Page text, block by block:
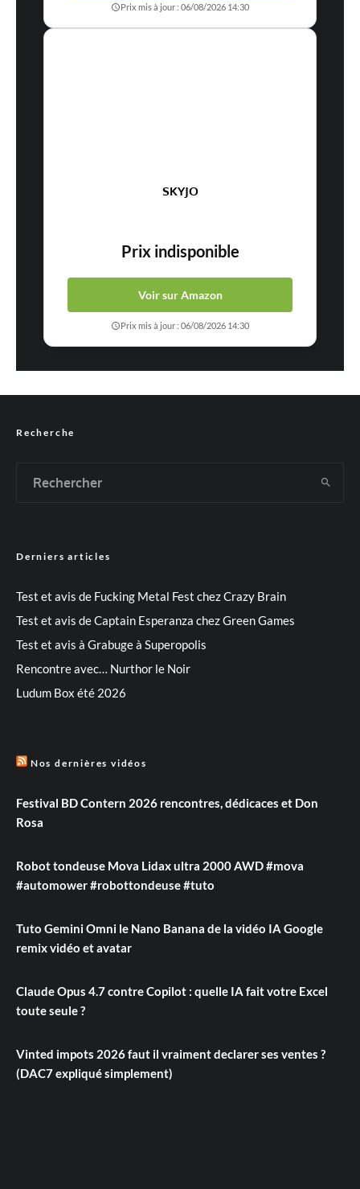
Prix mis à jour : 06/08/2026 14:30
SKYJO
Prix indisponible
Voir sur Amazon
Prix mis à jour : 06/08/2026 14:30
Recherche
Derniers articles
Test et avis de Fucking Metal Fest chez Crazy Brain
Test et avis de Captain Esperanza chez Green Games
Test et avis à Grabuge à Superopolis
Rencontre avec… Nurthor le Noir
Ludum Box été 2026
Nos dernières vidéos
Festival BD Contern 2026 rencontres, dédicaces et Don
Rosa
Robot tondeuse Mova Lidax ultra 2000 AWD #mova
#automower #robottondeuse #tuto
Tuto Gemini Omni le Nano Banana de la vidéo IA Google
remix vidéo et avatar
Claude Opus 4.7 contre Copilot : quelle IA fait votre Excel
toute seule ?
Vinted impots 2026 faut il vraiment declarer ses ventes ?
(DAC7 expliqué simplement)